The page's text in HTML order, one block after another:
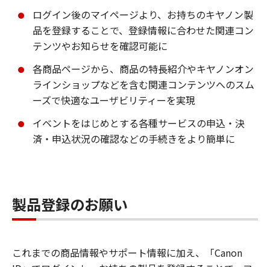
ログイン後のマイページより、お持ちのキヤノン製
品を登録することで、登録情報に合わせた関連コン
テンツやお知らせを確認可能に
各商品ページから、商品の特長紹介やキヤノンオン
ラインショップなどを含む関連コンテンツへのスム
ーズで快適なユーザビリティーを実現
イベントをはじめとする各種サービスの申込・決
済・申込状況の確認などの手続きをより簡単に
製品登録のお願い
これまでの商品情報やサポート情報に加え、「Canon